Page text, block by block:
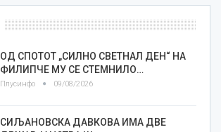
ОД СПОТОТ „СИЛНО СВЕТНАЛ ДЕН“ НА
ФИЛИПЧЕ МУ СЕ СТЕМНИЛО…
Плусинфо 09/08/2026
СИЉАНОВСКА ДАВКОВА ИМА ДВЕ